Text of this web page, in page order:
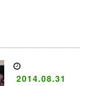
2014.08.31